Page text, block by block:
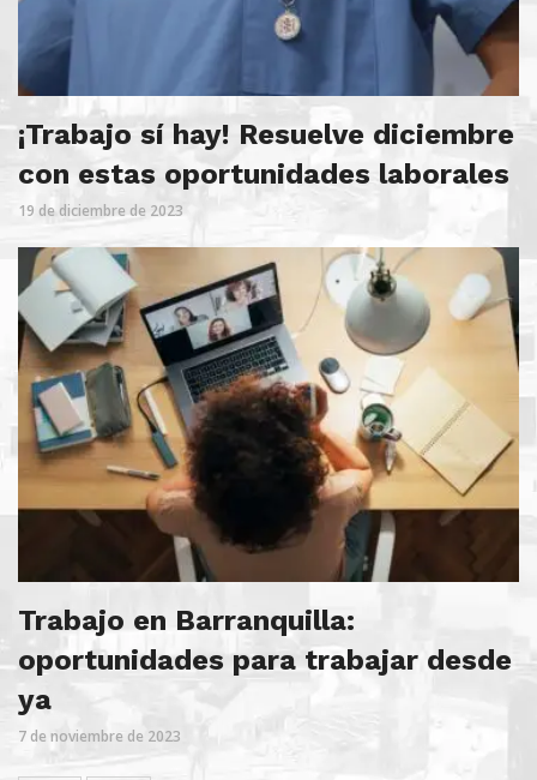
¡Trabajo sí hay! Resuelve diciembre
con estas oportunidades laborales
19 de diciembre de 2023
Trabajo en Barranquilla:
oportunidades para trabajar desde
ya
7 de noviembre de 2023